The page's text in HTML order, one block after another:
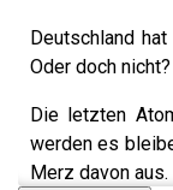
Deutschland
Oder doch nicht?
Die letzten
werden es
Merz davon aus.